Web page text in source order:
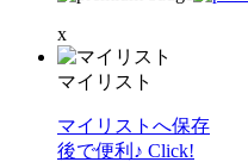
x
マイリスト
マイリストへ保存
後で便利♪ Click!